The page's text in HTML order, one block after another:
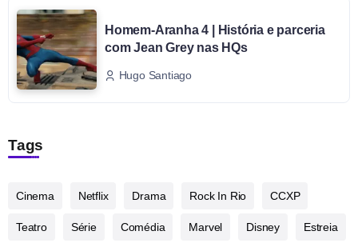
Homem-Aranha 4 | História e parceria
com Jean Grey nas HQs
Hugo Santiago
Tags
Cinema Netflix Drama Rock In Rio CCXP
Teatro Série Comédia Marvel Disney Estreia